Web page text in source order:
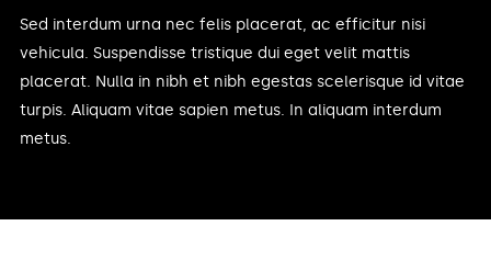
Sed interdum urna nec felis placerat, ac efficitur nisi
vehicula. Suspendisse tristique dui eget velit mattis
placerat. Nulla in nibh et nibh egestas scelerisque id vitae
turpis. Aliquam vitae sapien metus. In aliquam interdum
metus.